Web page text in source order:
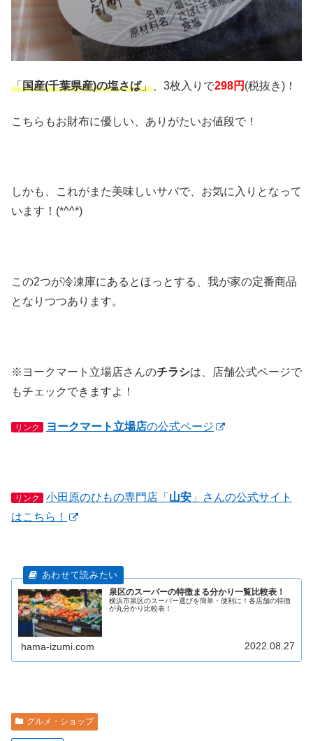
「国産(千葉県産)の塩さば」 、3枚入りで298円 (税抜き)！
こちらもお財布に優しい、ありがたいお値段で！
しかも、これがまた美味しいサバで、お気に入りとなって
います！(*^^*)
この2つが冷凍庫にあるとほっとする、我が家の定番商品
となりつつあります。
※ヨークマート立場店さんのチラシは、店舗公式ページで
もチェックできますよ！
リンク ヨークマート立場店の公式ページ
リンク 小田原のひもの専門店「 山安 」さんの公式サイト
はこちら！
泉区のスーパーの特徴まる分かり一覧比較表！
横浜市泉区のスーパー選びを簡単・便利に！各店舗の特徴
が丸分かり比較表！
hama-izumi.com 2022.08.27
グルメ・ショップ